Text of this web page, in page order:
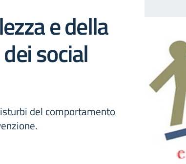
e della
social
del comportamento